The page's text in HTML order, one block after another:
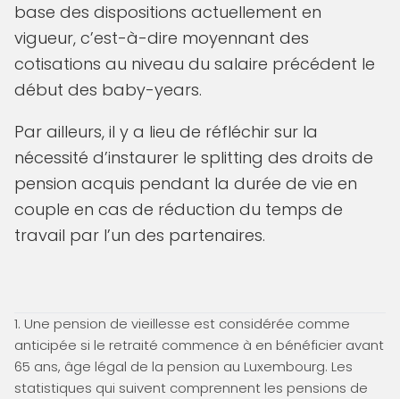
base des dispositions actuellement en
vigueur, c’est-à-dire moyennant des
cotisations au niveau du salaire précédent le
début des baby-years.
Par ailleurs, il y a lieu de réfléchir sur la
nécessité d’instaurer le splitting des droits de
pension acquis pendant la durée de vie en
couple en cas de réduction du temps de
travail par l’un des partenaires.
1. Une pension de vieillesse est considérée comme
anticipée si le retraité commence à en bénéficier avant
65 ans, âge légal de la pension au Luxembourg. Les
statistiques qui suivent comprennent les pensions de